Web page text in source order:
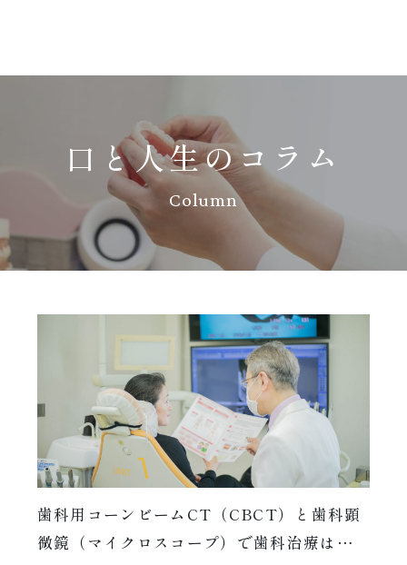
口と人生のコラム
Column
歯科用コーンビームCT（CBCT）と歯科顕
微鏡（マイクロスコープ）で歯科治療はどう